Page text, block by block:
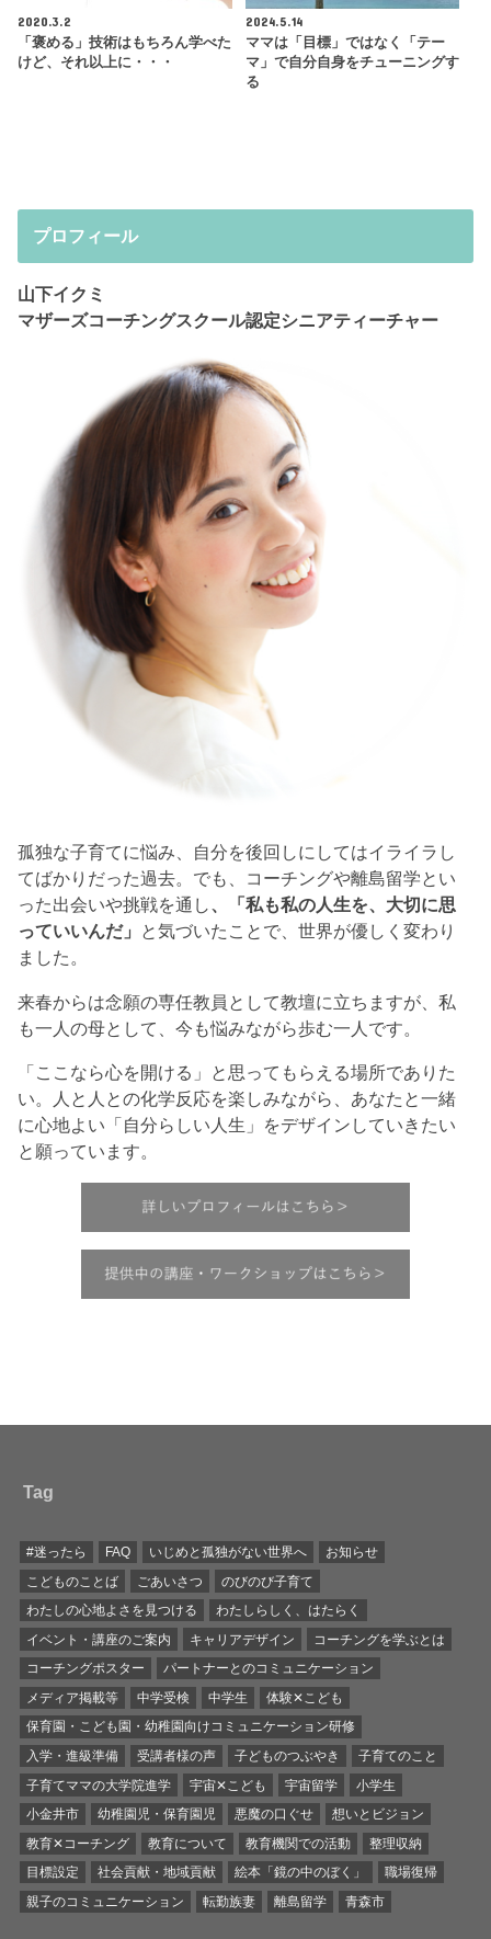
2020.3.2
「褒める」技術はもちろん学べた
けど、それ以上に・・・
2024.5.14
ママは「目標」ではなく「テー
マ」で自分自身をチューニングす
る
プロフィール
山下イクミ
マザーズコーチングスクール認定シニアティーチャー
孤独な子育てに悩み、自分を後回しにしてはイライラし
てばかりだった過去。でも、コーチングや離島留学とい
った出会いや挑戦を通し、「私も私の人生を、大切に思
っていいんだ」 と気づいたことで、世界が優しく変わり
ました。
来春からは念願の専任教員として教壇に立ちますが、私
も一人の母として、今も悩みながら歩む一人です。
「ここなら心を開ける」と思ってもらえる場所でありた
い。人と人との化学反応を楽しみながら、あなたと一緒
に心地よい「自分らしい人生」をデザインしていきたい
と願っています。
Tag
#迷ったら FAQ いじめと孤独がない世界へ
お知らせ
こどものことば
ごあいさつ
のびのび子育て
わたしの心地よさを見つける
わたしらしく、はたらく
イベント・講座のご案内
キャリアデザイン
コーチングを学ぶとは
コーチングポスター
パートナーとのコミュニケーション
メディア掲載等
中学受検 中学生
体験✕こども
保育園・こども園・幼稚園向けコミュニケーション研修
入学・進級準備
受講者様の声 子どものつぶやき
子育てのこと
子育てママの大学院進学
宇宙✕こども 宇宙留学
小学生
小金井市
幼稚園児・保育園児 悪魔の口ぐせ
想いとビジョン
教育✕コーチング
教育について 教育機関での活動
整理収納
目標設定
社会貢献・地域貢献 絵本「鏡の中のぼく」
職場復帰
親子のコミュニケーション
転勤族妻 離島留学 青森市